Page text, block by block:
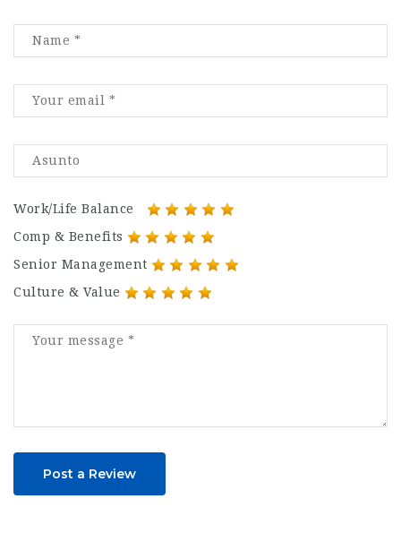
Work/Life Balance
Comp & Benefits
Senior Management
Culture & Value
Post a Review